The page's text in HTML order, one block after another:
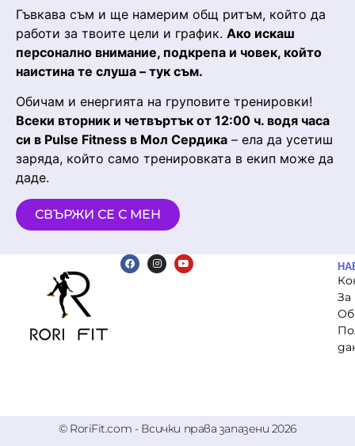
Гъвкава съм и ще намерим общ ритъм, който да
работи за твоите цели и график. Ако искаш
персонално внимание, подкрепа и човек, който
наистина те слуша – тук съм.
Обичам и енергията на груповите тренировки!
Всеки вторник и четвъртък от 12:00 ч. водя часа
си в Pulse Fitness в Мол Сердика – ела да усетиш
заряда, който само тренировката в екип може да
даде.
СВЪРЖИ СЕ С МЕН
За
© RoriFit.com - Всички права запазени 2026